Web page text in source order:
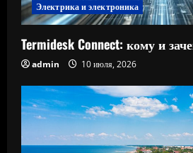
Электрика и электроника
Termidesk Connect: кому и
admin 10 июля, 2026